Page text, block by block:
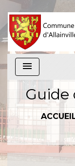
menu
Guide